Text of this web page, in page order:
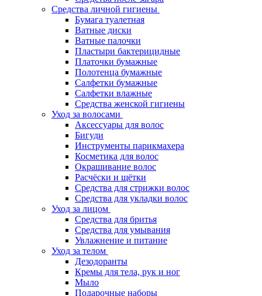
Средства личной гигиены
Бумага туалетная
Ватные диски
Ватные палочки
Пластыри бактерицидные
Платочки бумажные
Полотенца бумажные
Салфетки бумажные
Салфетки влажные
Средства женской гигиены
Уход за волосами
Аксессуары для волос
Бигуди
Инструменты парикмахера
Косметика для волос
Окрашивание волос
Расчёски и щётки
Средства для стрижки волос
Средства для укладки волос
Уход за лицом
Средства для бритья
Средства для умывания
Увлажнение и питание
Уход за телом
Дезодоранты
Кремы для тела, рук и ног
Мыло
Подарочные наборы